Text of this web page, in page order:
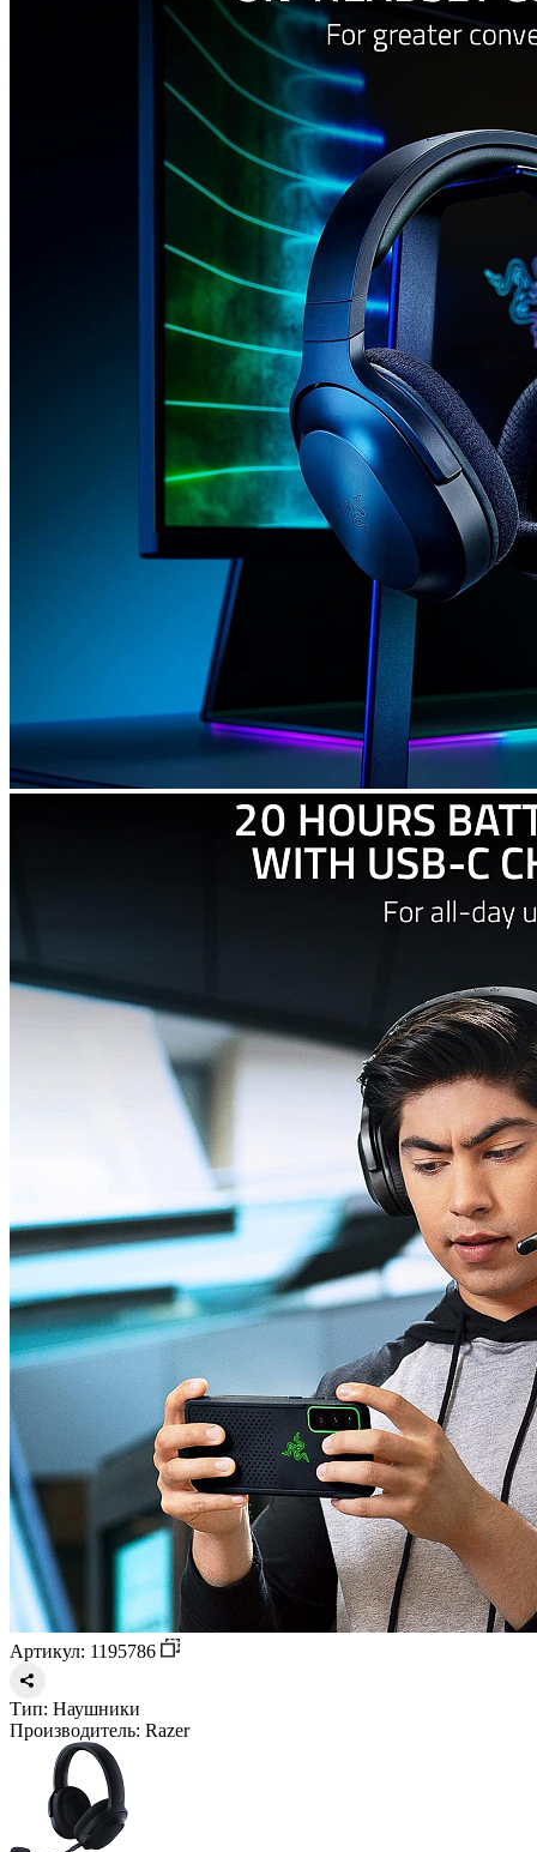
Артикул: 1195786
Тип: Наушники
Производитель: Razer